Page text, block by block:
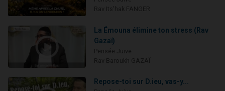
La Émouna élimine ton stress (Rav
Gazaï)
Repose-toi sur D.ieu, vas-y...